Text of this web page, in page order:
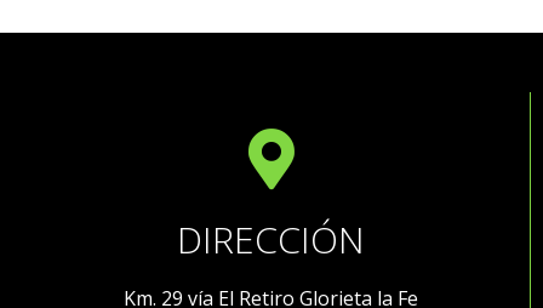
DIRECCIÓN
Km. 29 vía El Retiro Glorieta la Fe